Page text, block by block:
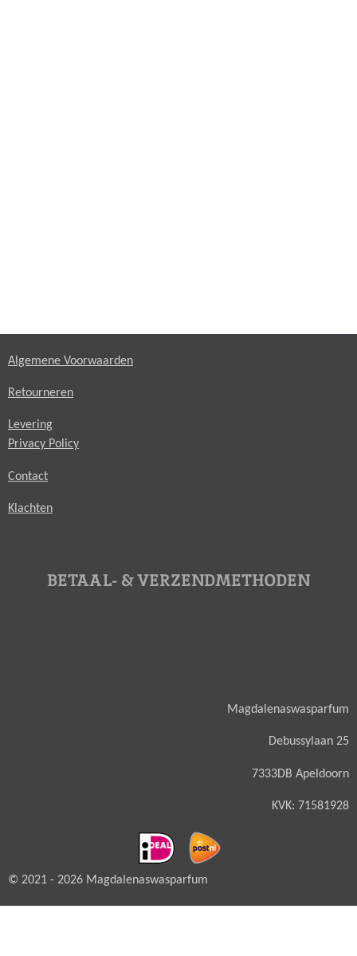
Algemene Voorwaarden
Retourneren
Levering
Privacy Policy
Contact
Klachten
BETAAL- & VERZENDMETHODEN
Magdalenaswasparfum
Debussylaan 25
7333DB Apeldoorn
KVK: 71581928
© 2021 - 2026 Magdalenaswasparfum